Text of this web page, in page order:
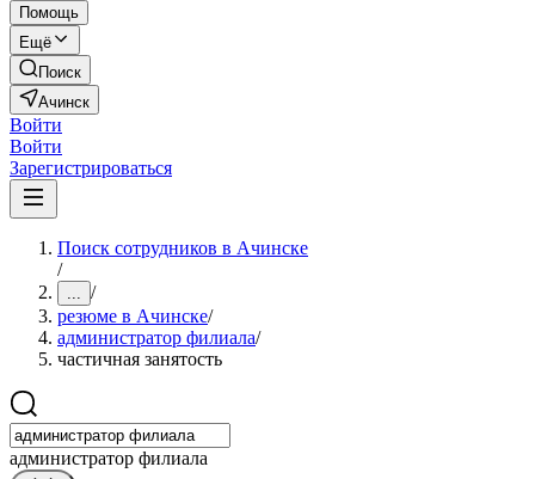
Помощь
Ещё
Поиск
Ачинск
Войти
Войти
Зарегистрироваться
Поиск сотрудников в Ачинске
/
... /
резюме в Ачинске/
администратор филиала/
частичная занятость
администратор филиала